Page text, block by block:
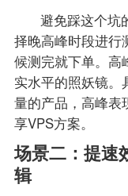
避免踩这个坑
择晚高峰时段进
候测完就下单。高
实水平的照妖镜。
量的产品，高峰表
享VPS方案。
场景二：提速
辑